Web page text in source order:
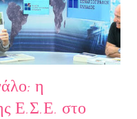
η
Ε.Σ.Ε. στο